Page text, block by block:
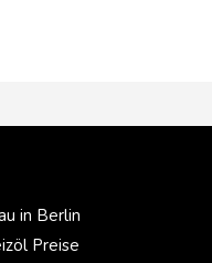
in Berlin
Preise